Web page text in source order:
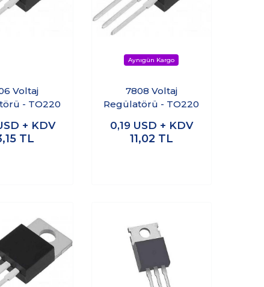
Voltaj
- TO220
+ KDV
TL
7808 Voltaj
Regülatörü - TO220
0,19 USD + KDV
11,02 TL